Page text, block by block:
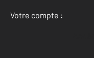
Votre compte :